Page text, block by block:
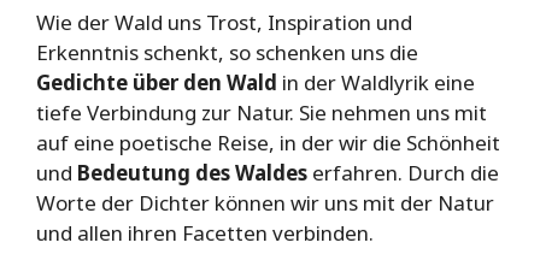
Wie der Wald uns Trost, Inspiration und
Erkenntnis schenkt, so schenken uns die
Gedichte über den Wald in der Waldlyrik eine
tiefe Verbindung zur Natur. Sie nehmen uns mit
auf eine poetische Reise, in der wir die Schönheit
und Bedeutung des Waldes erfahren. Durch die
Worte der Dichter können wir uns mit der Natur
und allen ihren Facetten verbinden.